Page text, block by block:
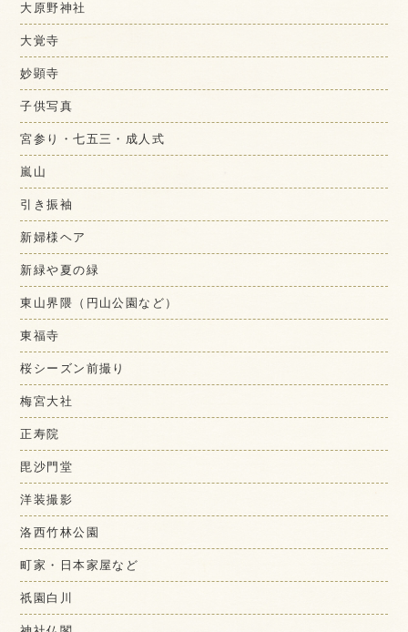
大原野神社
大覚寺
妙顕寺
子供写真
宮参り・七五三・成人式
嵐山
引き振袖
新婦様ヘア
新緑や夏の緑
東山界隈（円山公園など）
東福寺
桜シーズン前撮り
梅宮大社
正寿院
毘沙門堂
洋装撮影
洛西竹林公園
町家・日本家屋など
祇園白川